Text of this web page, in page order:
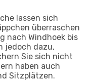
lassen sich
überraschen
nach Windhoek bis
jedoch dazu,
Sie sich nicht
haben auch
Sitzplätzen.